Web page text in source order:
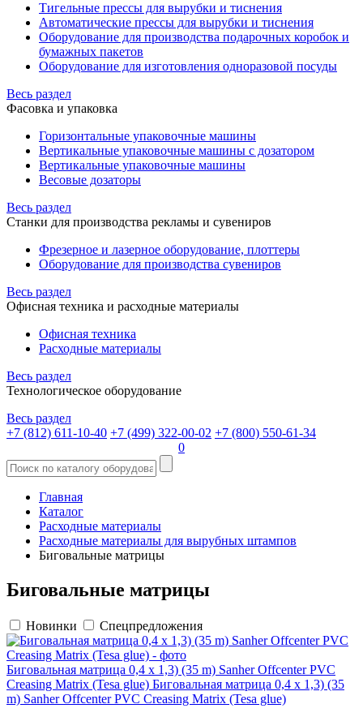
Тигельные прессы для вырубки и тиснения
Автоматические прессы для вырубки и тиснения
Оборудование для производства подарочных коробок и
бумажных пакетов
Оборудование для изготовления одноразовой посуды
Весь раздел
Фасовка и упаковка
Горизонтальные упаковочные машины
Вертикальные упаковочные машины с дозатором
Вертикальные упаковочные машины
Весовые дозаторы
Весь раздел
Станки для производства рекламы и сувениров
Фрезерное и лазерное оборудование, плоттеры
Оборудование для производства сувениров
Весь раздел
Офисная техника и расходные материалы
Офисная техника
Расходные материалы
Весь раздел
Технологическое оборудование
Весь раздел
+7 (812) 611-10-40 +7 (499) 322-00-02 +7 (800) 550-61-34
0
Главная
Каталог
Расходные материалы
Расходные материалы для вырубных штампов
Биговальные матрицы
Биговальные матрицы
Новинки Спецпредложения
Биговальная матрица 0,4 х 1,3) (35 m) Sanher Offcenter PVC
Creasing Matrix (Tesa glue) Биговальная матрица 0,4 х 1,3) (35
m) Sanher Offcenter PVC Creasing Matrix (Tesa glue)